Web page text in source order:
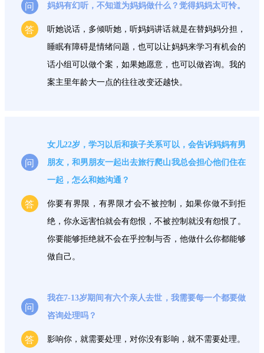
问 妈妈有幻听，不知道为妈妈做什么？觉得妈妈太可怜。
答
听她说话，多倾听她，听妈妈讲话就是在替妈妈分担，
睡眠有障碍是情绪问题，也可以让妈妈来学习有机会的
话小组可以做个案，如果她愿意，也可以做咨询。我的
案主里年龄大一点的往往改变还越快。
问
女儿22岁，学习以后和孩子关系可以，会告诉妈妈有男
朋友，和男朋友一起出去旅行爬山我总会担心他们住在
一起，怎么和她沟通？
答
你要有界限，有界限才会不被控制，如果你做不到拒
绝，你永远害怕就会有怨恨，不被控制就没有怨恨了。
你要能够拒绝就不会在乎控制与否，他做什么你都能够
做自己。
问
我在7-13岁期间有六个亲人去世，我需要每一个都要做
咨询处理吗？
答 影响你，就需要处理，对你没有影响，就不需要处理。